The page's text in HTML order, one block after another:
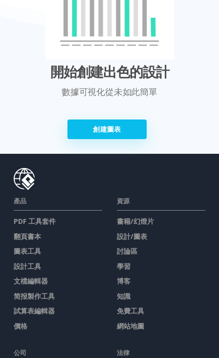
開始創建出色的設計
數據可視化從未如此簡單
創建圖表
產品
PDF 工具套件
翻頁書本
圖表工具
設計工具
文檔編輯器
简报製作工具
試算表編輯器
價格
資源
書籍/幻燈片
設計/圖表
討論區
學習
博客
知識
免費工具
網站地圖
公司 法律